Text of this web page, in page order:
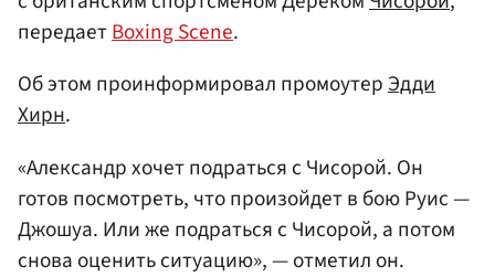
передаетBoxing Scene.
Об этом проинформировал промоутерЭдди
Хирн.
«Александр хочет подраться с Чисорой. Он
готов посмотреть, что произойдет в бою Руис —
Джошуа. Или же подраться с Чисорой, а потом
снова оценить ситуацию», — отметил он.